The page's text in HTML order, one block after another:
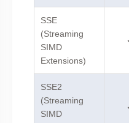
SSE
(Streaming
SIMD
Extensions)
SSE2
(Streaming
SIMD